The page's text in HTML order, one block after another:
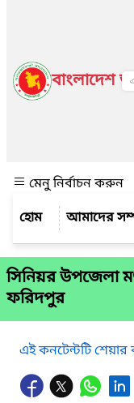
বাংলাদেশ
মেনু নির্বাচন করুন
আমাদের
সিনিয়র উপজেলা
ফরিদপুর
এই কনটেন্টটি